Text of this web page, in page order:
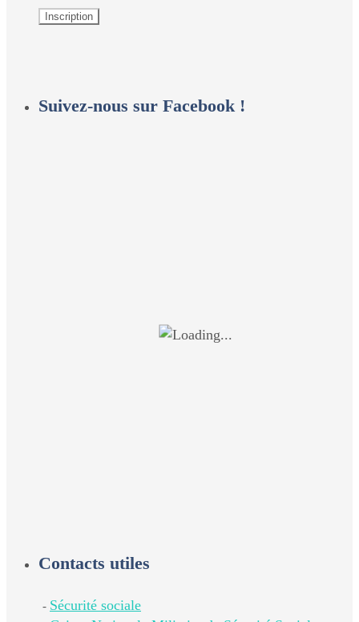
Suivez-nous sur Facebook !
Contacts utiles
- Sécurité sociale